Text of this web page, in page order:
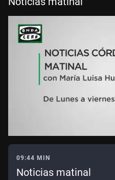
09:44 MIN
Noticias matinal